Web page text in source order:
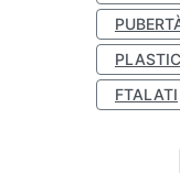
FTALATI